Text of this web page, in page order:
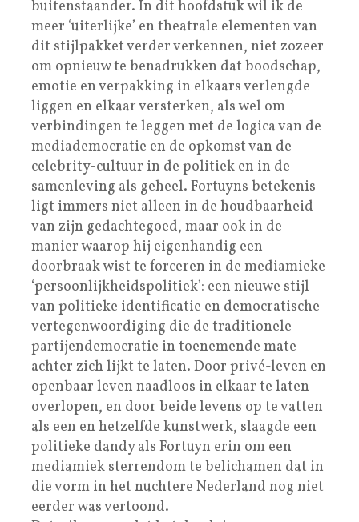
buitenstaander. In dit hoofdstuk wil ik de
meer ‘uiterlijke’ en theatrale elementen van
dit stijlpakket verder verkennen, niet zozeer
om opnieuw te benadrukken dat boodschap,
emotie en verpakking in elkaars verlengde
liggen en elkaar versterken, als wel om
verbindingen te leggen met de logica van de
mediademocratie en de opkomst van de
celebrity-cultuur in de politiek en in de
samenleving als geheel. Fortuyns betekenis
ligt immers niet alleen in de houdbaarheid
van zijn gedachtegoed, maar ook in de
manier waarop hij eigenhandig een
doorbraak wist te forceren in de mediamieke
‘persoonlijkheidspolitiek’: een nieuwe stijl
van politieke identificatie en democratische
vertegenwoordiging die de traditionele
partijendemocratie in toenemende mate
achter zich lijkt te laten. Door privé-leven en
openbaar leven naadloos in elkaar te laten
overlopen, en door beide levens op te vatten
als een en hetzelfde kunstwerk, slaagde een
politieke dandy als Fortuyn erin om een
mediamiek sterrendom te belichamen dat in
die vorm in het nuchtere Nederland nog niet
eerder was vertoond.